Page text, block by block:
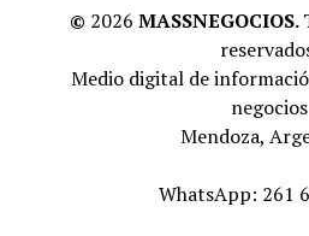
© 2026 MASSNEGOCIOS.
Medio digital de
negocios
Mendoza,
WhatsApp: 261